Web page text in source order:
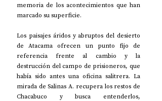
memoria de los acontecimientos que han
marcado su superficie.
Los paisajes áridos y abruptos del desierto
de Atacama ofrecen un punto fijo de
referencia frente al cambio y la
destrucción del campo de prisioneros, que
había sido antes una oficina salitrera. La
mirada de Salinas A. recupera los restos de
Chacabuco y busca entenderlos,